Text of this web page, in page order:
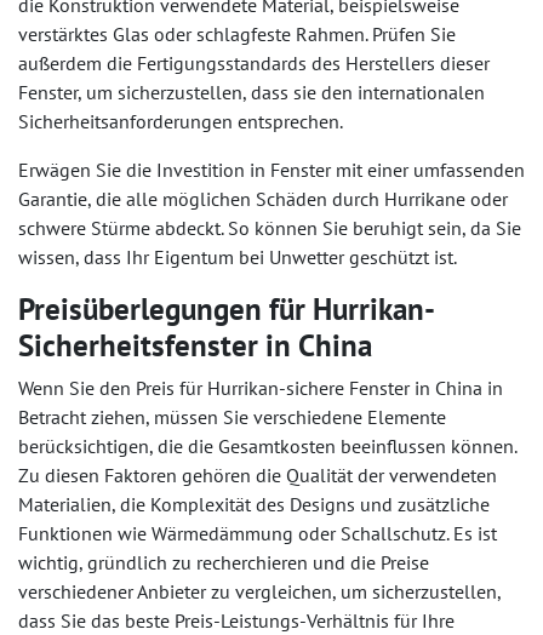
die Konstruktion verwendete Material, beispielsweise
verstärktes Glas oder schlagfeste Rahmen. Prüfen Sie
außerdem die Fertigungsstandards des Herstellers dieser
Fenster, um sicherzustellen, dass sie den internationalen
Sicherheitsanforderungen entsprechen.
Erwägen Sie die Investition in Fenster mit einer umfassenden
Garantie, die alle möglichen Schäden durch Hurrikane oder
schwere Stürme abdeckt. So können Sie beruhigt sein, da Sie
wissen, dass Ihr Eigentum bei Unwetter geschützt ist.
Preisüberlegungen für Hurrikan-
Sicherheitsfenster in China
Wenn Sie den Preis für Hurrikan-sichere Fenster in China in
Betracht ziehen, müssen Sie verschiedene Elemente
berücksichtigen, die die Gesamtkosten beeinflussen können.
Zu diesen Faktoren gehören die Qualität der verwendeten
Materialien, die Komplexität des Designs und zusätzliche
Funktionen wie Wärmedämmung oder Schallschutz. Es ist
wichtig, gründlich zu recherchieren und die Preise
verschiedener Anbieter zu vergleichen, um sicherzustellen,
dass Sie das beste Preis-Leistungs-Verhältnis für Ihre